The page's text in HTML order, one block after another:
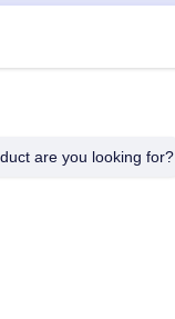
are you looking for?